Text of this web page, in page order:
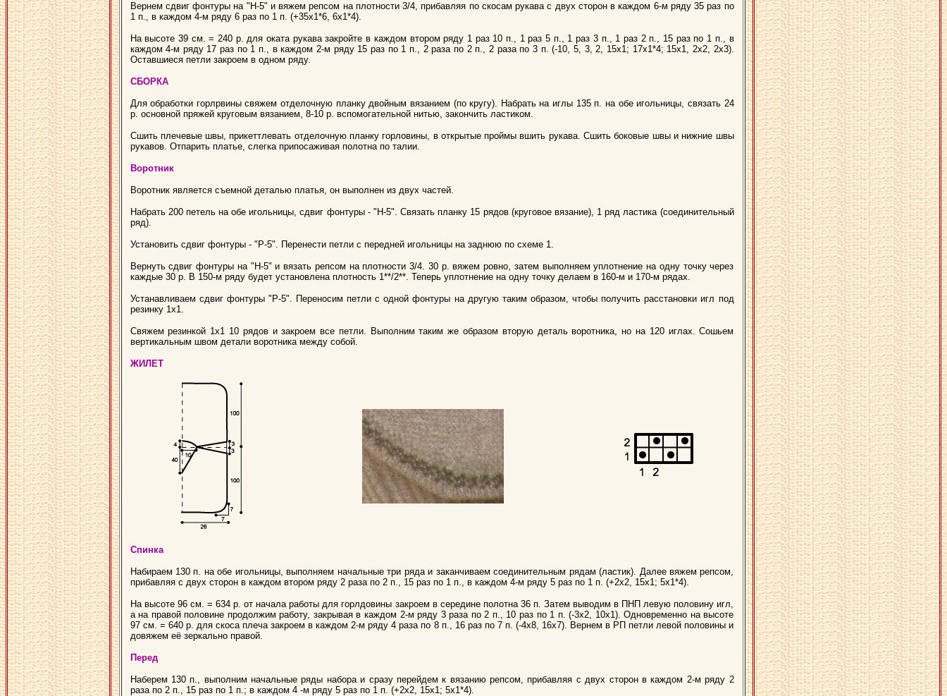
Вернем сдвиг фонтуры на "Н-5" и вяжем репсом на плотности 3/4, прибавляя по скосам рукава с двух сторон в каждом 6-м ряду 35 раз по
1 п., в каждом 4-м ряду 6 раз по 1 п. (+35х1*6, 6х1*4).
На высоте 39 см. = 240 р. для оката рукава закройте в каждом втором ряду 1 раз 10 п., 1 раз 5 п., 1 раз 3 п., 1 раз 2 п., 15 раз по 1 п., в
каждом 4-м ряду 17 раз по 1 п., в каждом 2-м ряду 15 раз по 1 п., 2 раза по 2 п., 2 раза по 3 п. (-10, 5, 3, 2, 15х1; 17х1*4; 15х1, 2х2, 2х3).
Оставшиеся петли закроем в одном ряду.
СБОРКА
Для обработки горлрвины свяжем отделочную планку двойным вязанием (по кругу). Набрать на иглы 135 п. на обе игольницы, связать 24
р. основной пряжей круговым вязанием, 8-10 р. вспомогательной нитью, закончить ластиком.
Сшить плечевые швы, прикеттлевать отделочную планку горловины, в открытые проймы вшить рукава. Сшить боковые швы и нижние швы
рукавов. Отпарить платье, слегка припосаживая полотна по талии.
Воротник
Воротник является съемной деталью платья, он выполнен из двух частей.
Набрать 200 петель на обе игольницы, сдвиг фонтуры - "Н-5". Связать планку 15 рядов (круговое вязание), 1 ряд ластика (соединительный
ряд).
Установить сдвиг фонтуры - "Р-5". Перенести петли с передней игольницы на заднюю по схеме 1.
Вернуть сдвиг фонтуры на "Н-5" и вязать репсом на плотности 3/4. 30 р. вяжем ровно, затем выполняем уплотнение на одну точку через
каждые 30 р. В 150-м ряду будет установлена плотность 1**/2**. Теперь уплотнение на одну точку делаем в 160-м и 170-м рядах.
Устанавливаем сдвиг фонтуры "Р-5". Переносим петли с одной фонтуры на другую таким образом, чтобы получить расстановки игл под
резинку 1х1.
Свяжем резинкой 1х1 10 рядов и закроем все петли. Выполним таким же образом вторую деталь воротника, но на 120 иглах. Сошьем
вертикальным швом детали воротника между собой.
ЖИЛЕТ
Спинка
Набираем 130 п. на обе игольницы, выполняем начальные три ряда и заканчиваем соединительным рядам (ластик). Далее вяжем репсом,
прибавляя с двух сторон в каждом втором ряду 2 раза по 2 п., 15 раз по 1 п., в каждом 4-м ряду 5 раз по 1 п. (+2х2, 15х1; 5х1*4).
На высоте 96 см. = 634 р. от начала работы для горлдовины закроем в середине полотна 36 п. Затем выводим в ПНП левую половину игл,
а на правой половине продолжим работу, закрывая в каждом 2-м ряду 3 раза по 2 п., 10 раз по 1 п. (-3х2, 10х1). Одновременно на высоте
97 см. = 640 р. для скоса плеча закроем в каждом 2-м ряду 4 раза по 8 п., 16 раз по 7 п. (-4х8, 16х7). Вернем в РП петли левой половины и
довяжем её зеркально правой.
Перед
Наберем 130 п., выполним начальные ряды набора и сразу перейдем к вязанию репсом, прибавляя с двух сторон в каждом 2-м ряду 2
раза по 2 п., 15 раз по 1 п.; в каждом 4 -м ряду 5 раз по 1 п. (+2х2, 15х1; 5х1*4).